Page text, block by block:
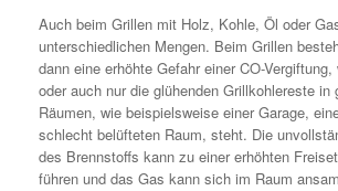
Auch beim Grillen mit Holz, Kohle, Öl oder
unterschiedlichen Mengen. Beim Grillen
dann eine erhöhte Gefahr einer CO-
oder auch nur die glühenden Grillkohlereste in
Räumen, wie beispielsweise einer Garage,
schlecht belüfteten Raum, steht. Die
des Brennstoffs kann zu einer erhöhten
führen und das Gas kann sich im Raum